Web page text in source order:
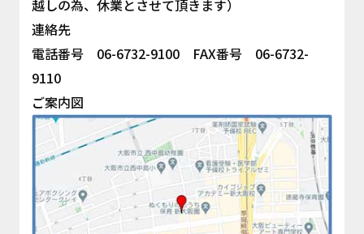
越しの為、休業とさせて頂きます）
連絡先
電話番号 06-6732-9100 FAX番号 06-6732-
9110
ご案内図